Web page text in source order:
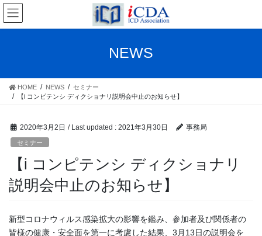
Skip
the
Skip
the
NEWS
HOME NEWS
セミナー
【i コンピテンシ ディクショナリ説明会中止のお知らせ】
2020年3月2日 / Last updated : 2021年3月30日 事務局
セミナー
【i コンピテンシ ディクショナリ
説明会中止のお知らせ】
新型コロナウィルス感染拡大の影響を鑑み、参加者及び関係者の
皆様の健康・安全面を第一に考慮した結果、3月13日の説明会を